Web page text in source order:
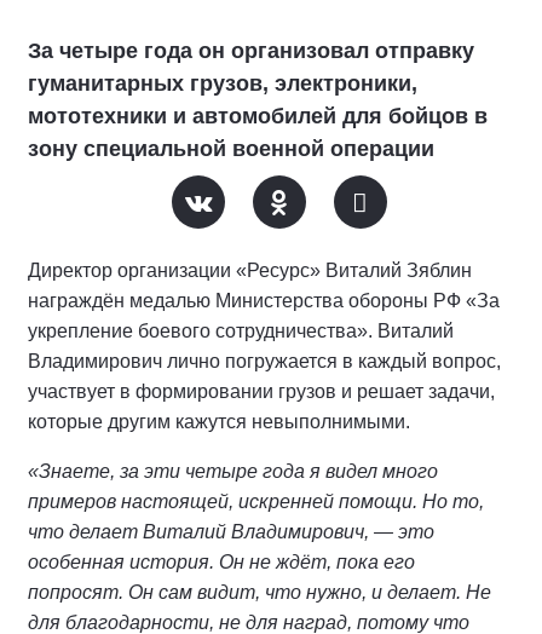
За четыре года он организовал отправку
гуманитарных грузов, электроники,
мототехники и автомобилей для бойцов в
зону специальной военной операции
Директор организации «Ресурс» Виталий Зяблин
награждён медалью Министерства обороны РФ «За
укрепление боевого сотрудничества». Виталий
Владимирович лично погружается в каждый вопрос,
участвует в формировании грузов и решает задачи,
которые другим кажутся невыполнимыми.
«Знаете, за эти четыре года я видел много
примеров настоящей, искренней помощи. Но то,
что делает Виталий Владимирович, — это
особенная история. Он не ждёт, пока его
попросят. Он сам видит, что нужно, и делает. Не
для благодарности, не для наград, потому что